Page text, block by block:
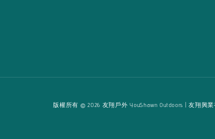
版權所有 © 2026 友翔戶外 YouShawn Outdoors | 友翔興業